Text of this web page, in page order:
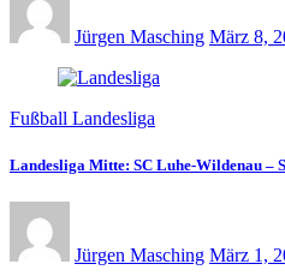
Jürgen Masching März 8,
Fußball Landesliga
Landesliga Mitte: SC Luhe-Wildenau –
Jürgen Masching März 1,